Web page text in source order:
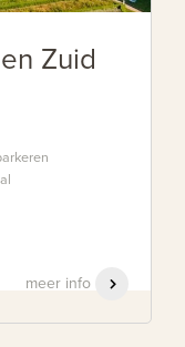
Zuid
meer info